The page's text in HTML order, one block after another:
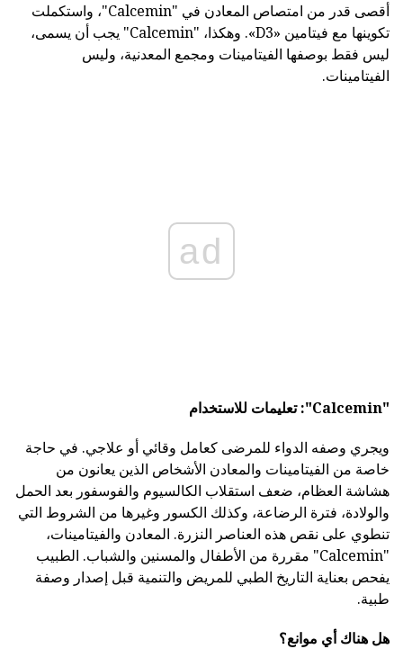
أقصى قدر من امتصاص المعادن في "Calcemin"، واستكملت
تكوينها مع فيتامين «D3». وهكذا، "Calcemin" يجب أن يسمى،
ليس فقط بوصفها الفيتامينات ومجمع المعدنية، وليس
الفيتامينات.
ad
"Calcemin": تعليمات للاستخدام
ويجري وصفه الدواء للمرضى كعامل وقائي أو علاجي. في حاجة
خاصة من الفيتامينات والمعادن الأشخاص الذين يعانون من
هشاشة العظام، ضعف استقلاب الكالسيوم والفوسفور بعد الحمل
والولادة، فترة الرضاعة، وكذلك الكسور وغيرها من الشروط التي
تنطوي على نقص هذه العناصر النزرة. المعادن والفيتامينات،
"Calcemin" مقررة من الأطفال والمسنين والشباب. الطبيب
يفحص بعناية التاريخ الطبي للمريض والتنمية قبل إصدار وصفة
طبية.
هل هناك أي موانع؟